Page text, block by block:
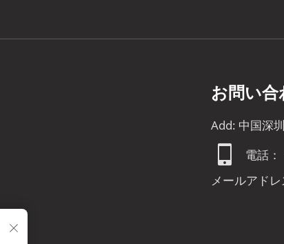
お問い合
Add: 中国深
電話：
メールアドレ